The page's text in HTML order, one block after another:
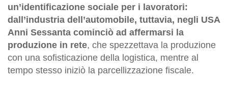
un’identificazione sociale per i lavoratori:
dall’industria dell’automobile, tuttavia, negli USA
Anni Sessanta cominciò ad affermarsi la
produzione in rete, che spezzettava la produzione
con una sofisticazione della logistica, mentre al
tempo stesso iniziò la parcellizzazione fiscale.